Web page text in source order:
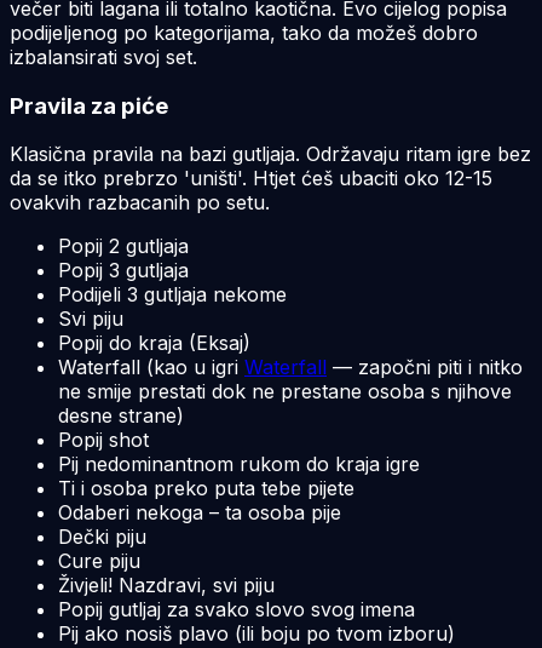
večer biti lagana ili totalno kaotična. Evo cijelog popisa
podijeljenog po kategorijama, tako da možeš dobro
izbalansirati svoj set.
Pravila za piće
Klasična pravila na bazi gutljaja. Održavaju ritam igre bez
da se itko prebrzo 'uništi'. Htjet ćeš ubaciti oko 12-15
ovakvih razbacanih po setu.
Popij 2 gutljaja
Popij 3 gutljaja
Podijeli 3 gutljaja nekome
Svi piju
Popij do kraja (Eksaj)
Waterfall (kao u igri Waterfall — započni piti i nitko
ne smije prestati dok ne prestane osoba s njihove
desne strane)
Popij shot
Pij nedominantnom rukom do kraja igre
Ti i osoba preko puta tebe pijete
Odaberi nekoga – ta osoba pije
Dečki piju
Cure piju
Živjeli! Nazdravi, svi piju
Popij gutljaj za svako slovo svog imena
Pij ako nosiš plavo (ili boju po tvom izboru)